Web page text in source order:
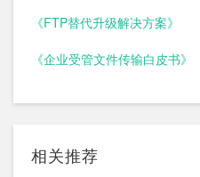
《FTP替代升级解决方案》
《企业受管文件传输白皮书》
相关推荐